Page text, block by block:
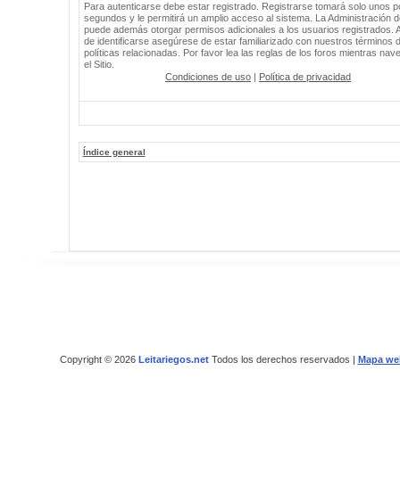
Para autenticarse debe estar registrado. Registrarse tomará solo unos
segundos y le permitirá un amplio acceso al sistema. La Administración
puede además otorgar permisos adicionales a los usuarios registrados.
de identificarse asegúrese de estar familiarizado con nuestros términos
políticas relacionadas. Por favor lea las reglas de los foros mientras
el Sitio.
Condiciones de uso | Política de privacidad
Índice general
Copyright © 2026 Leitariegos.netTodos los derechos reservados | Mapa